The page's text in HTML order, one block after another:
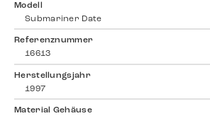
Modell
Submariner Date
Referenznummer
16613
Herstellungsjahr
1997
Material Gehäuse